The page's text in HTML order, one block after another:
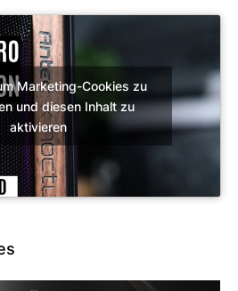
Marketing-Cookies zu
und diesen Inhalt zu
aktivieren